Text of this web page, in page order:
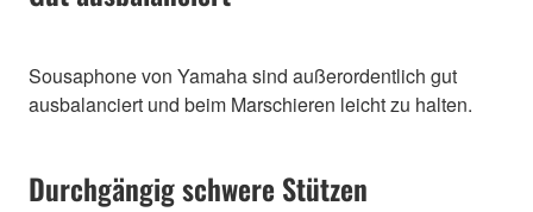
Sousaphone von Yamaha sind außerordentlich gut
ausbalanciert und beim Marschieren leicht zu halten.
Durchgängig schwere Stützen